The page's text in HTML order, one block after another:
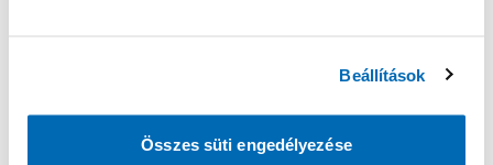
Beállítások
Összes süti engedélyezése